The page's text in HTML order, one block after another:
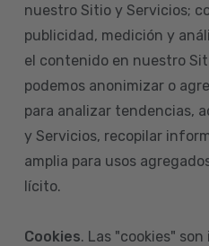
nuestro Sitio y Servicios;
publicidad, medición y
el contenido en nuestro
podemos anonimizar o
para analizar tendencias,
y Servicios, recopilar
amplia para usos
lícito.
Cookies. Las "cookies"